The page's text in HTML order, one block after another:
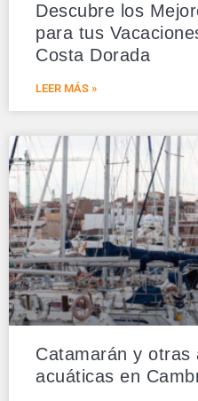
Descubre los
para tus
Costa Dorada
LEER MÁS »
Catamarán y otras
acuáticas en